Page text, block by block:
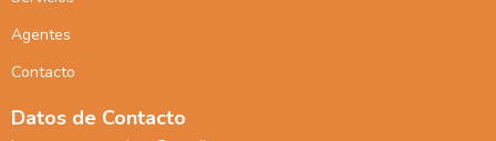
Agentes
Contacto
Datos de Contacto